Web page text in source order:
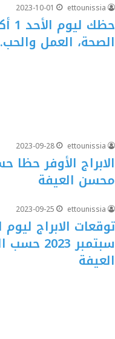
ettounissia
2023-10-01
الصحة، العمل
ettounissia
2023-09-28
الابراج الأوفر
محسن العيفة
ettounissia
2023-09-25
سبتمبر
العيفة